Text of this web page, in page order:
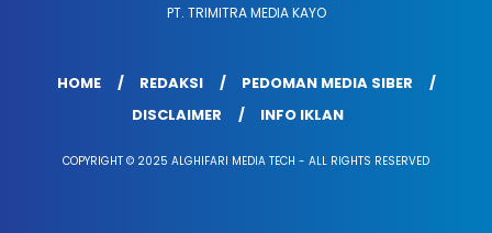
PT. TRIMITRA MEDIA KAYO
HOME REDAKSI
PEDOMAN MEDIA SIBER
DISCLAIMER
INFO IKLAN
COPYRIGHT © 2025 ALGHIFARI MEDIA TECH - ALL RIGHTS RESERVED